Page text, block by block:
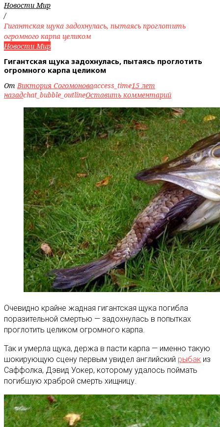
Новости Мир
/
Гигантская щука задохнулась, пытаясь проглотить
огромного карпа целиком
Новости Мир
Гигантская щука задохнулась, пытаясь проглотить
огромного карпа целиком
ОтВиктория Согомоноваaccess_time15 лет
назадchat_bubble_outlineОставить комментарий
Очевидно крайне жадная гигантская щука погибла
поразительной смертью — задохнулась в попытках
проглотить целиком огромного карпа.
Так и умерла щука, держа в пасти карпа — именно такую
шокирующую сцену первым увидел английский рыбак из
Саффолка, Дэвид Уокер, которому удалось поймать
погибшую храброй смерть хищницу.